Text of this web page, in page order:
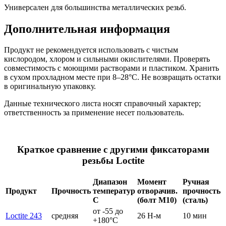
Универсален для большинства металлических резьб.
Дополнительная информация
Продукт не рекомендуется использовать с чистым
кислородом, хлором и сильными окислителями. Проверять
совместимость с моющими растворами и пластиком. Хранить
в сухом прохладном месте при 8–28°C. Не возвращать остатки
в оригинальную упаковку.
Данные технического листа носят справочный характер;
ответственность за применение несет пользователь.
Краткое сравнение с другими фиксаторами
резьбы Loctite
Продукт Прочность
Диапазон
температур
С
Момент
отворачив.
(болт М10)
Ручная
прочность
(сталь)
Loctite 243
средняя
от -55 до
+180°C
26 Н-м 10 мин